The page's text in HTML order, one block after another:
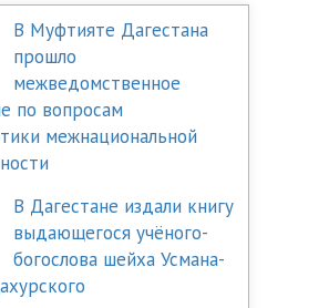
В Муфтияте Дагестана
прошло
межведомственное
по вопросам
межнациональной
В Дагестане издали книгу
выдающегося учёного-
богослова шейха Усмана-